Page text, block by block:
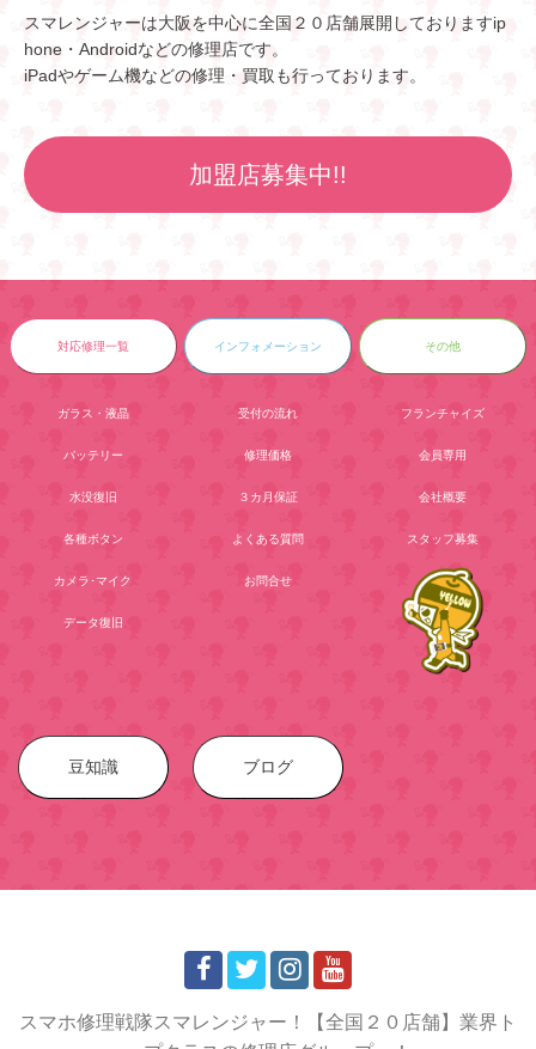
スマレンジャーは大阪を中心に全国２０店舗展開しておりますip
hone・Androidなどの修理店です。
iPadやゲーム機などの修理・買取も行っております。
加盟店募集中!!
対応修理一覧
ガラス・液晶
バッテリー
水没復旧
各種ボタン
カメラ･マイク
データ復旧
インフォメーション
受付の流れ
修理価格
３カ月保証
よくある質問
お問合せ
その他
フランチャイズ
会員専用
会社概要
スタッフ募集
豆知識 ブログ
スマホ修理戦隊スマレンジャー！【全国２０店舗】業界ト